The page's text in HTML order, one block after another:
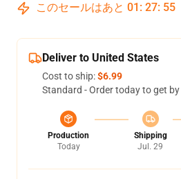
このセールはあと 01 : 27: 54
Deliver to United States
Cost to ship:$6.99
Standard - Order today to get by
Production
Today
Shipping
Jul. 29